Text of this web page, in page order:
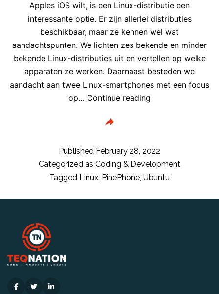
Apples iOS wilt, is een Linux-distributie een
interessante optie. Er zijn allerlei distributies
beschikbaar, maar ze kennen wel wat
aandachtspunten. We lichten zes bekende en minder
bekende Linux-distributies uit en vertellen op welke
apparaten ze werken. Daarnaast besteden we
aandacht aan twee Linux-smartphones met een focus
op… Continue reading
Android-
smartphones
Published February 28, 2022
Categorized as Coding & Development
Tagged Linux, PinePhone, Ubuntu